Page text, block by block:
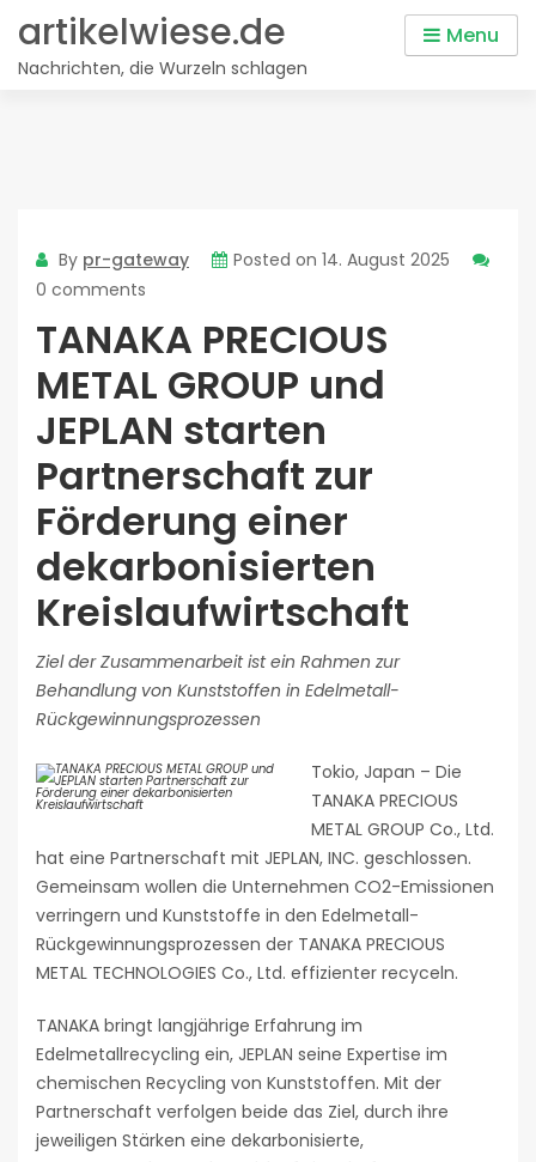
content
artikelwiese.de
Nachrichten, die Wurzeln schlagen
Menu
By pr-gateway Posted on 14. August 2025
0 comments
TANAKA PRECIOUS
METAL GROUP und
JEPLAN starten
Partnerschaft zur
Förderung einer
dekarbonisierten
Kreislaufwirtschaft
Ziel der Zusammenarbeit ist ein Rahmen zur
Behandlung von Kunststoffen in Edelmetall-
Rückgewinnungsprozessen
Tokio, Japan – Die
TANAKA PRECIOUS
METAL GROUP Co., Ltd.
hat eine Partnerschaft mit JEPLAN, INC. geschlossen.
Gemeinsam wollen die Unternehmen CO2-Emissionen
verringern und Kunststoffe in den Edelmetall-
Rückgewinnungsprozessen der TANAKA PRECIOUS
METAL TECHNOLOGIES Co., Ltd. effizienter recyceln.
TANAKA bringt langjährige Erfahrung im
Edelmetallrecycling ein, JEPLAN seine Expertise im
chemischen Recycling von Kunststoffen. Mit der
Partnerschaft verfolgen beide das Ziel, durch ihre
jeweiligen Stärken eine dekarbonisierte,